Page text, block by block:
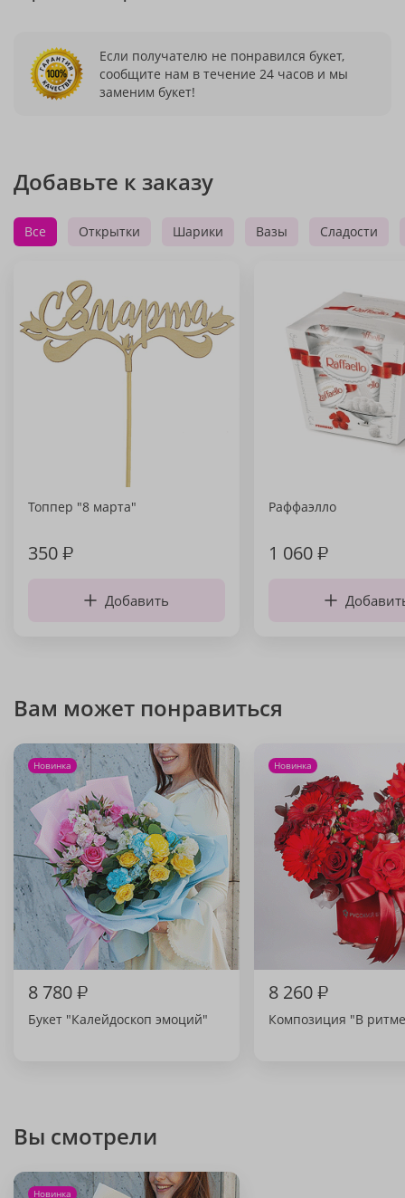
Если получателю не понравился букет,
сообщите нам в течение 24 часов и мы
заменим букет!
Добавьте к заказу
Все Открытки Шарики Вазы Сладости
Топпер "8 марта"
350₽
Добавить
Раффаэлло
1 060₽
Вам может понравиться
Новинка
8 780₽
Букет "Калейдоскоп эмоций"
Новинка
8 260₽
Композиция "В
Вы смотрели
Новинка